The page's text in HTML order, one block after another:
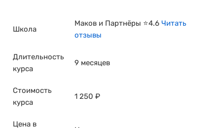
Школа
Маков и Партнёры ⭐4.6 Читать
отзывы
Длительность
курса
9 месяцев
Стоимость
курса
1 250 ₽
Цена в